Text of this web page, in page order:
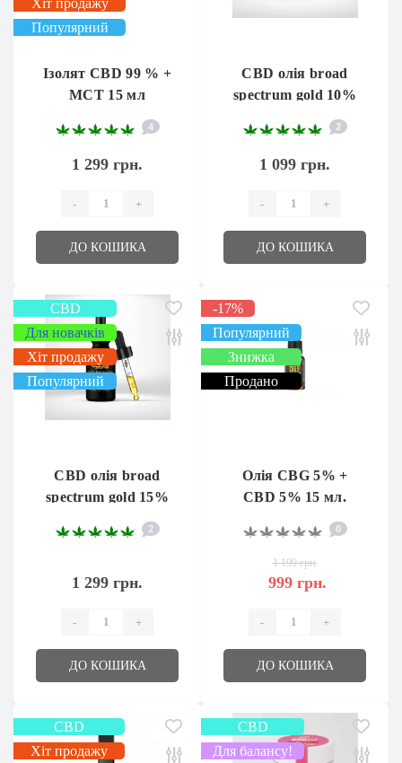
Хіт продажу
Популярний
Ізолят CBD 99 % +
МСТ 15 мл
4
1 299 грн.
- +
ДО КОШИКА
CBD олія broad
spectrum gold 10%
1000 мг 10мл.
2
1 099 грн.
- +
ДО КОШИКА
CBD
Для новачків
Хіт продажу
Популярний
CBD олія broad
spectrum gold 15%
1500 Мг 10 Мл
2
1 299 грн.
- +
ДО КОШИКА
-17%
Популярний
Знижка
Продано
Олія CBG 5% +
CBD 5% 15 мл.
0
1 199 грн.
999 грн.
- +
ДО КОШИКА
CBD
Хіт продажу
CBD
Для балансу!